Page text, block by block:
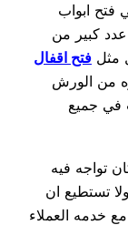
فتح ابواب
عدد كبير من
مثل فتح اقفال
من الورش
في جميع
تواجه فيه
تستطيع ان
خدمه العملاء